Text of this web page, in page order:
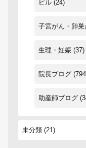
ピル (24)
子宮がん・卵巣
生理・妊娠 (37)
院長ブログ
助産師ブログ
未分類 (21)